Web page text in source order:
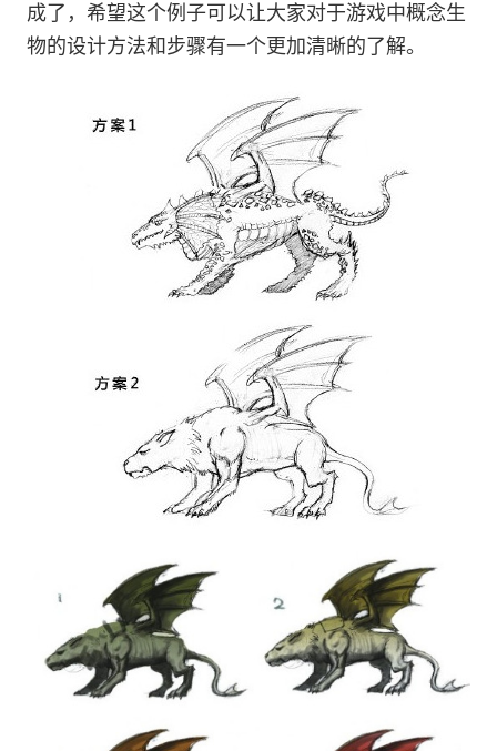
成了，希望这个例子可以让大家对于游戏中概念生
物的设计方法和步骤有一个更加清晰的了解。